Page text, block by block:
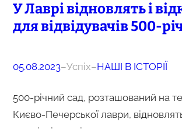
У Лаврі відновлять і
для відвідувачів 500-
05.08.2023–Успіх–НАШІ В ІСТОРІЇ
500-річний сад, розташований на
Києво-Печерської лаври,